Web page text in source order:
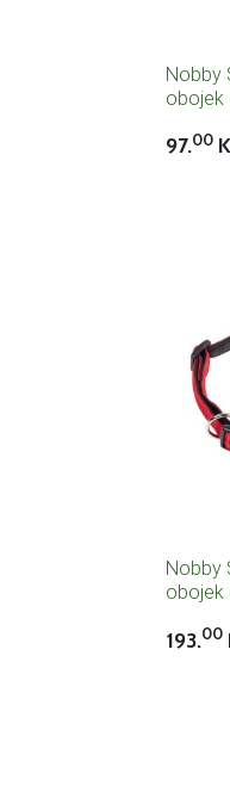
Nobby
obojek
30cm
97.00
Nobby
obojek
193.00